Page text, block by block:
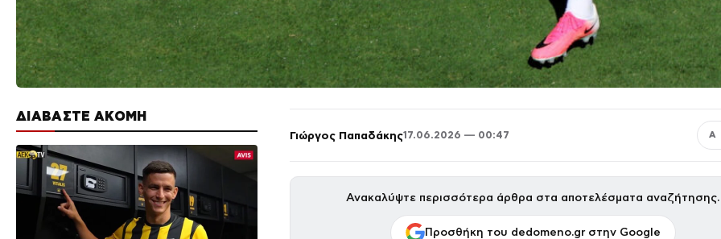
ΔΙΑΒΑΣΤΕ ΑΚΟΜΗ
Γιώργος Παπαδάκης17.06.2026 — 00:47 Α
Ανακαλύψτε περισσότερα άρθρα στα αποτελέσματα αναζήτησης.
Προσθήκη του dedomeno.gr στην Google